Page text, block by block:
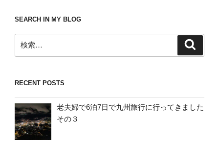
SEARCH IN MY BLOG
索:
RECENT POSTS
老夫婦で6泊7日で九州旅行に行ってきました
その３